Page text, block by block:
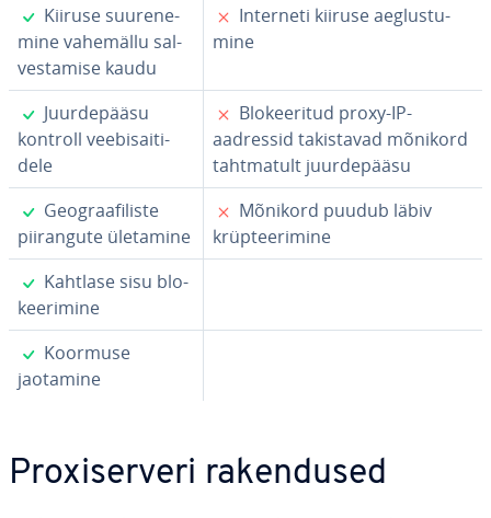
✓
Kiiruse suu­re­ne­
mine vahemällu sal­
ves­ta­mise kaudu
✗
Interneti kiiruse aeg­lus­tu­
mine
✓
Juur­de­pääsu
kontroll vee­bi­sai­ti­
dele
✗
Blo­kee­ri­tud proxy-IP-
aadressid ta­kis­ta­vad mõnikord
taht­ma­tult juur­de­pääsu
✓
Geog­raa­fi­liste
piiran­gute ületamine
✗
Mõnikord puudub läbiv
krüp­tee­ri­mine
✓
Kahtlase sisu blo­
kee­ri­mine
✓
Koormuse
jaotamine
Proxi­ser­veri ra­ken­dused